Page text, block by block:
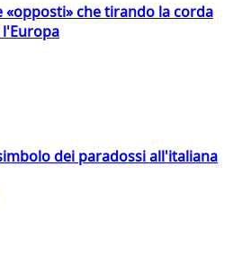
«opposti» che tirando la corda
dei paradossi all'italiana